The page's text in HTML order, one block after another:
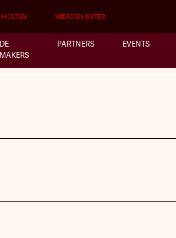
HOLTEN WIERDEN-ENTER
DE
MAKERS
PARTNERS EVENTS